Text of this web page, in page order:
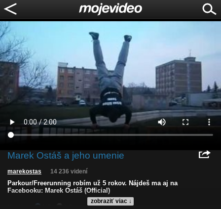
Marek Ostáš a jeho umenie
zobraziť viac ↓
marekostas 14 236 videní
Parkour/Freerunning robím už 5 rokov. Nájdeš ma aj na
Facebooku: Marek Ostáš (Official)